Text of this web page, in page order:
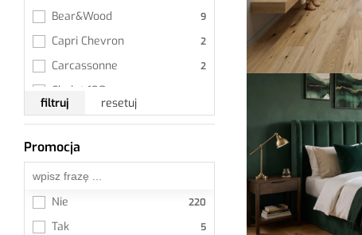
Bear&Wood
Capri Chevron
Carcassonne
Chalet 190
Chalet HB
Classico Line - Jodła
Francuska
Classico Line - Jodła
Klasyczna
Cottage 190
filtruj resetuj
Promocja
Nie
Tak